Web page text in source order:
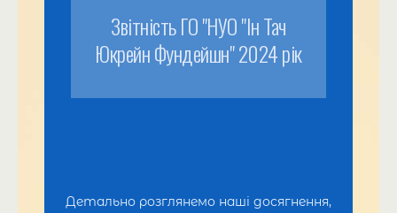
Звітність ГО "НУО "Ін Тач
Юкрейн Фундейшн" 2024 рік
Детально розглянемо наші досягнення,